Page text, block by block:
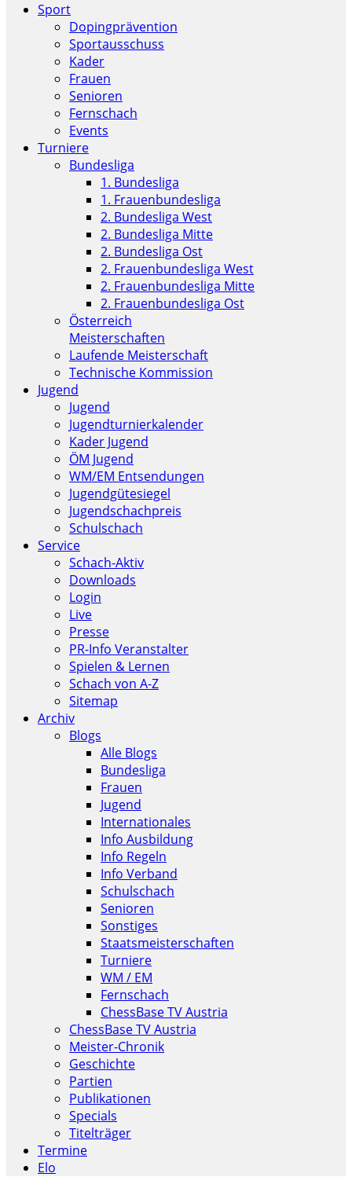
Sport
Dopingprävention
Sportausschuss
Kader
Frauen
Senioren
Fernschach
Events
Turniere
Bundesliga
1. Bundesliga
1. Frauenbundesliga
2. Bundesliga West
2. Bundesliga Mitte
2. Bundesliga Ost
2. Frauenbundesliga West
2. Frauenbundesliga Mitte
2. Frauenbundesliga Ost
Österreich
Meisterschaften
Laufende Meisterschaft
Technische Kommission
Jugend
Jugend
Jugendturnierkalender
Kader Jugend
ÖM Jugend
WM/EM Entsendungen
Jugendgütesiegel
Jugendschachpreis
Schulschach
Service
Schach-Aktiv
Downloads
Login
Live
Presse
PR-Info Veranstalter
Spielen & Lernen
Schach von A-Z
Sitemap
Archiv
Blogs
Alle Blogs
Bundesliga
Frauen
Jugend
Internationales
Info Ausbildung
Info Regeln
Info Verband
Schulschach
Senioren
Sonstiges
Staatsmeisterschaften
Turniere
WM / EM
Fernschach
ChessBase TV Austria
ChessBase TV Austria
Meister-Chronik
Geschichte
Partien
Publikationen
Specials
Titelträger
Termine
Elo